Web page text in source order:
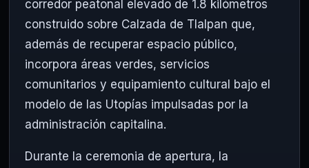
corredor peatonal elevado de 1.8 kilómetros
construido sobre Calzada de Tlalpan que,
además de recuperar espacio público,
incorpora áreas verdes, servicios
comunitarios y equipamiento cultural bajo el
modelo de las Utopías impulsadas por la
administración capitalina.
Durante la ceremonia de apertura, la